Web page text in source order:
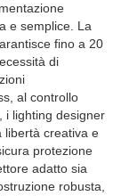
e semplice. La
fino a 20
di
al controllo
i lighting designer
libertà creativa e
protezione
adatto sia
robusta,